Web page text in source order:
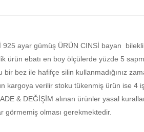
925 ayar gümüş ÜRÜN CINSİ bayan
ebatı en boy ölçülerde yüzde 5
bez ile hafifçe silin kullanmadığınız
kargoya verilir stoku tükenmiş ürün ise
& DEĞİŞİM alınan ürünler yasal
görmemiş olması gerekmektedir.